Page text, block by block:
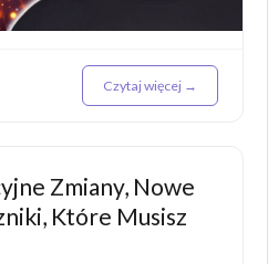
Czytaj więcej →
Zmiany, Nowe
Które Musisz